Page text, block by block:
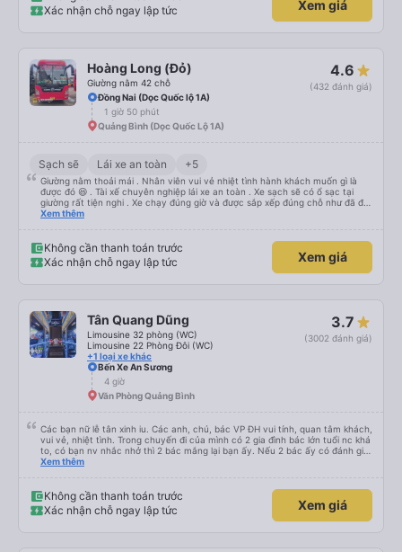
Xác nhận chỗ ngay lập tức
Xem giá
Hoàng Long (Đỏ)
Giường nằm 42 chỗ
4.6
(432 đánh giá)
Đồng Nai (Dọc Quốc lộ 1A)
1 giờ 50 phút
Quảng Bình (Dọc Quốc Lộ 1A)
Sạch sẽ Lái xe an toàn +5
Giường nằm thoải mái . Nhân viên vui vẻ nhiệt tình hành khách muốn gì là
được đó 😆 . Tài xế chuyên nghiệp lái xe an toàn . Xe sạch sẽ có ổ sạc tại
giường rất tiện nghi . Xe chạy đúng giờ và được sắp xếp đúng chỗ như đã đặt
. Điểm 10 cho hoàng long đỏ 👍
Xem thêm
Không cần thanh toán trước
Xác nhận chỗ ngay lập tức
Xem giá
Tân Quang Dũng
Limousine 32 phòng (WC)
Limousine 22 Phòng Đôi (WC)
+1 loại xe khác
3.7
(3002 đánh giá)
Bến Xe An Sương
4 giờ
Văn Phòng Quảng Bình
Các bạn nữ lễ tân xinh iu. Các anh, chú, bác VP ĐH vui tính, quan tâm khách,
vui vẻ, nhiệt tình. Trong chuyến đi của mình có 2 gia đình bác lớn tuổi nc khá
to, có bạn nv nhắc nhở thì 2 bác mắng lại bạn ấy. Nếu 2 bác ấy có đánh giá
xấu thì mình ngược lại nha. Bạn ấy nhắc nhở rất đúng. 2 bác nói rất to. To
bạn ấy nha. Nếu bạn ấy bị trừ thì bảo bạn ấy liên hệ sđt của mình, mình hỗ
trợ ạ. Số mình đuôi 666, chuyến ĐH-NT ngày 16/1. À các bạn nữ lễ tân xinh
iu còn đổi cho mình phòng đơn sang đôi xong còn note là (một mình) yêu
Xem thêm
Không cần thanh toán trước
Xác nhận chỗ ngay lập tức
Xem giá